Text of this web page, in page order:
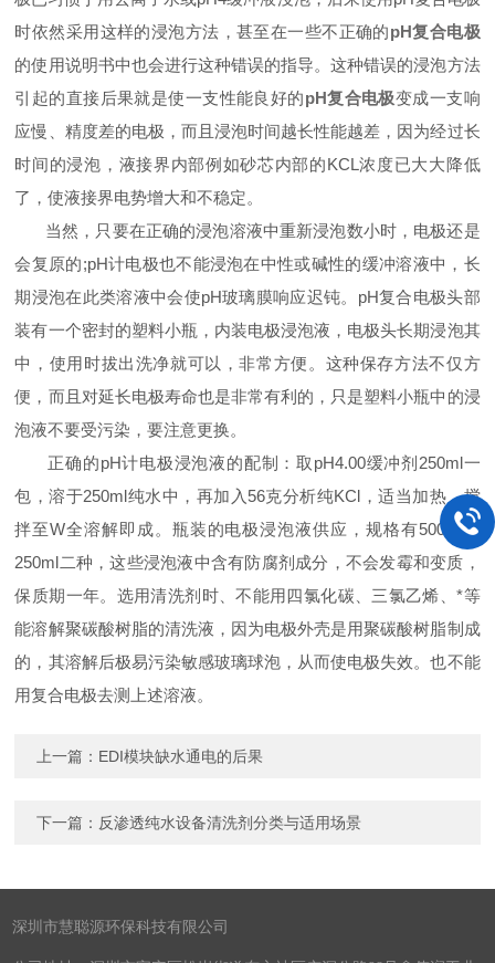
时依然采用这样的浸泡方法，甚至在一些不正确的pH复合电极
的使用说明书中也会进行这种错误的指导。这种错误的浸泡方法
引起的直接后果就是使一支性能良好的pH复合电极变成一支响
应慢、精度差的电极，而且浸泡时间越长性能越差，因为经过长
时间的浸泡，液接界内部例如砂芯内部的KCL浓度已大大降低
了，使液接界电势增大和不稳定。
当然，只要在正确的浸泡溶液中重新浸泡数小时，电极还是
会复原的;pH计电极也不能浸泡在中性或碱性的缓冲溶液中，长
期浸泡在此类溶液中会使pH玻璃膜响应迟钝。pH复合电极头部
装有一个密封的塑料小瓶，内装电极浸泡液，电极头长期浸泡其
中，使用时拔出洗净就可以，非常方便。这种保存方法不仅方
便，而且对延长电极寿命也是非常有利的，只是塑料小瓶中的浸
泡液不要受污染，要注意更换。
正确的pH计电极浸泡液的配制：取pH4.00缓冲剂250ml一
包，溶于250ml纯水中，再加入56克分析纯KCl，适当加热，搅
拌至W全溶解即成。瓶装的电极浸泡液供应，规格有500ml和
250ml二种，这些浸泡液中含有防腐剂成分，不会发霉和变质，
保质期一年。选用清洗剂时、不能用四氯化碳、三氯乙烯、*等
能溶解聚碳酸树脂的清洗液，因为电极外壳是用聚碳酸树脂制成
的，其溶解后极易污染敏感玻璃球泡，从而使电极失效。也不能
用复合电极去测上述溶液。
上一篇： EDI模块缺水通电的后果
下一篇： 反渗透纯水设备清洗剂分类与适用场景
深圳市慧聪源环保科技有限公司